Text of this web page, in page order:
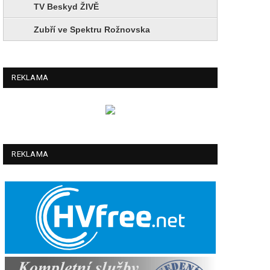
TV Beskyd ŽIVĚ
Zubří ve Spektru Rožnovska
REKLAMA
REKLAMA